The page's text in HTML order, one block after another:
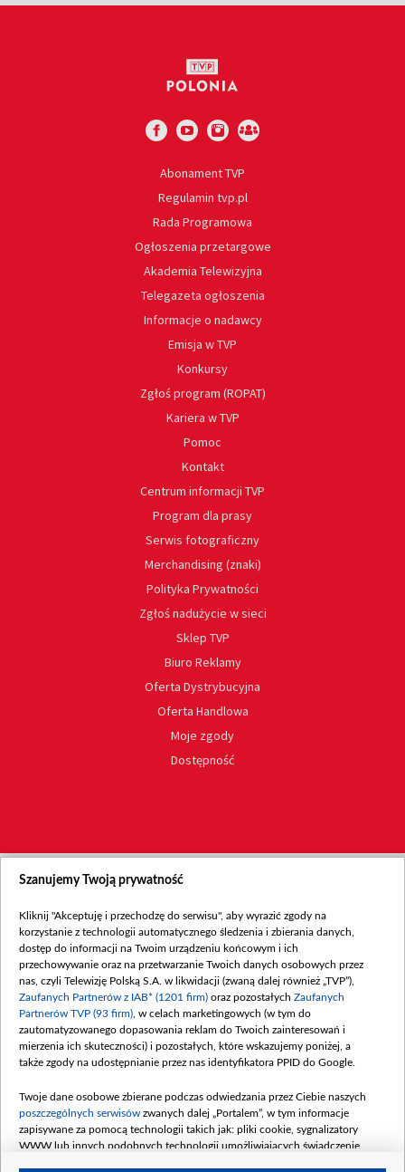
Abonament TVP
Regulamin tvp.pl
Rada Programowa
Ogłoszenia przetargowe
Akademia Telewizyjna
Telegazeta ogłoszenia
Informacje o nadawcy
Emisja w TVP
Konkursy
Zgłoś program (ROPAT)
Kariera w TVP
Pomoc
Kontakt
Centrum informacji TVP
Program dla prasy
Serwis fotograficzny
Merchandising (znaki)
Polityka Prywatności
Zgłoś nadużycie w sieci
Sklep TVP
Biuro Reklamy
Oferta Dystrybucyjna
Oferta Handlowa
Moje zgody
Dostępność
Szanujemy Twoją prywatność
Kliknij "Akceptuję i przechodzę do serwisu", aby wyrazić zgody na
korzystanie z technologii automatycznego śledzenia i zbierania danych,
dostęp do informacji na Twoim urządzeniu końcowym i ich
przechowywanie oraz na przetwarzanie Twoich danych osobowych przez
nas, czyli Telewizję Polską S.A. w likwidacji (zwaną dalej również „TVP”),
Zaufanych Partnerów z IAB* (1201 firm) oraz pozostałych Zaufanych
Partnerów TVP (93 firm) , w celach marketingowych (w tym do
zautomatyzowanego dopasowania reklam do Twoich zainteresowań i
mierzenia ich skuteczności) i pozostałych, które wskazujemy poniżej, a
także zgody na udostępnianie przez nas identyfikatora PPID do Google.
Twoje dane osobowe zbierane podczas odwiedzania przez Ciebie naszych
poszczególnych serwisów zwanych dalej „Portalem”, w tym informacje
zapisywane za pomocą technologii takich jak: pliki cookie, sygnalizatory
WWW lub innych podobnych technologii umożliwiających świadczenie